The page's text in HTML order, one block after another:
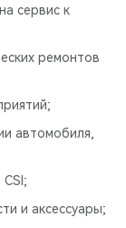
сервис к
ремонтов
автомобиля,
и аксессуары;